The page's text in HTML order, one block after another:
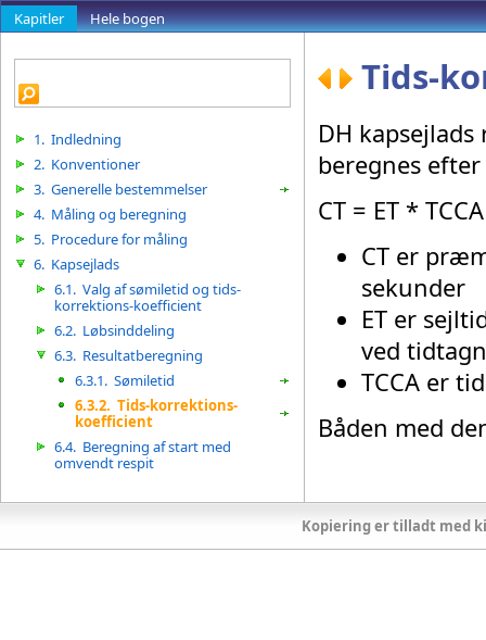
Kapitler Hele bogen
Kopiering er tilladt med
1. Indledning
2. Konventioner
3. Generelle bestemmelser
4. Måling og beregning
5. Procedure for måling
6. Kapsejlads
6.1. Valg af sømiletid og tids-
korrektions-koefficient
6.2. Løbsinddeling
6.3. Resultatberegning
6.3.1. Sømiletid
6.3.2. Tids-korrektions-
koefficient
6.4. Beregning af start med
omvendt respit
Tids-
DH
beregnes
CT = ET * TCCA
CT er
sekunder
ET er
ved
TCCA er
Båden med